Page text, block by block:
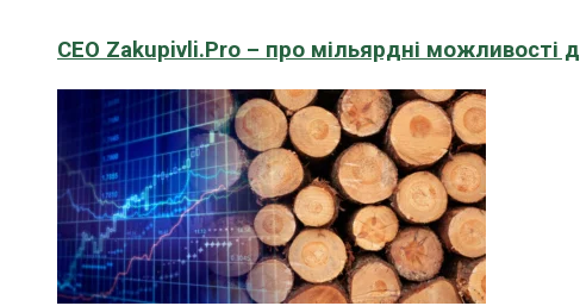
CEO Zakupivli.Pro – про мільярдні можливості